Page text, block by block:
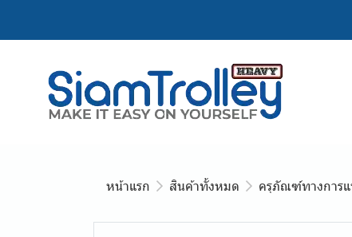
หน้าแรก สินค้าทั้งหมด ครุภัณฑ์ทางการ